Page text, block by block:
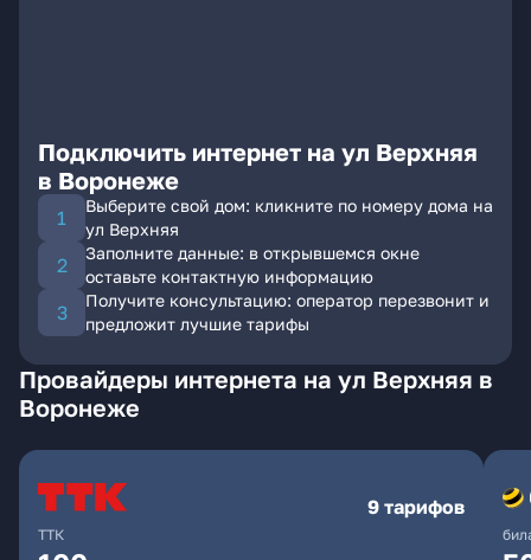
Подключить интернет на ул Верхняя
в Воронеже
Выберите свой дом: кликните по номеру дома на
ул Верхняя
Заполните данные: в открывшемся окне
оставьте контактную информацию
Получите консультацию: оператор перезвонит и
предложит лучшие тарифы
Провайдеры интернета на ул Верхняя в
Воронеже
ТТК
9 тарифов